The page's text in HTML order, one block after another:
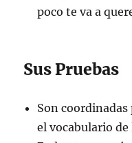
poco te va a
Sus Pruebas
Son
el vocabulario de